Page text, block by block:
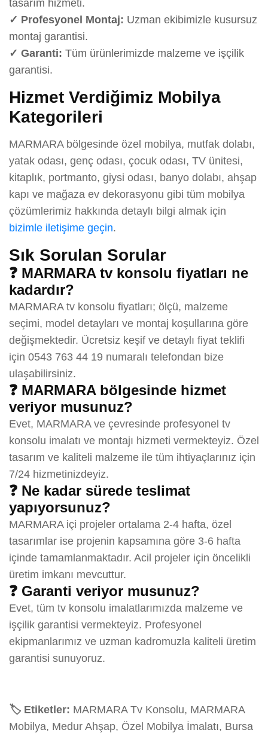
tasarım hizmeti.
✓ Profesyonel Montaj: Uzman ekibimizle kusursuz
montaj garantisi.
✓ Garanti: Tüm ürünlerimizde malzeme ve işçilik
garantisi.
Hizmet Verdiğimiz Mobilya
Kategorileri
MARMARA bölgesinde özel mobilya, mutfak dolabı,
yatak odası, genç odası, çocuk odası, TV ünitesi,
kitaplık, portmanto, giysi odası, banyo dolabı, ahşap
kapı ve mağaza ev dekorasyonu gibi tüm mobilya
çözümlerimiz hakkında detaylı bilgi almak için
bizimle iletişime geçin.
Sık Sorulan Sorular
❓ MARMARA tv konsolu fiyatları ne
kadardır?
MARMARA tv konsolu fiyatları; ölçü, malzeme
seçimi, model detayları ve montaj koşullarına göre
değişmektedir. Ücretsiz keşif ve detaylı fiyat teklifi
için 0543 763 44 19 numaralı telefondan bize
ulaşabilirsiniz.
❓ MARMARA bölgesinde hizmet
veriyor musunuz?
Evet, MARMARA ve çevresinde profesyonel tv
konsolu imalatı ve montajı hizmeti vermekteyiz. Özel
tasarım ve kaliteli malzeme ile tüm ihtiyaçlarınız için
7/24 hizmetinizdeyiz.
❓ Ne kadar sürede teslimat
yapıyorsunuz?
MARMARA içi projeler ortalama 2-4 hafta, özel
tasarımlar ise projenin kapsamına göre 3-6 hafta
içinde tamamlanmaktadır. Acil projeler için öncelikli
üretim imkanı mevcuttur.
❓ Garanti veriyor musunuz?
Evet, tüm tv konsolu imalatlarımızda malzeme ve
işçilik garantisi vermekteyiz. Profesyonel
ekipmanlarımız ve uzman kadromuzla kaliteli üretim
garantisi sunuyoruz.
🏷️ Etiketler: MARMARA Tv Konsolu, MARMARA
Mobilya, Medur Ahşap, Özel Mobilya İmalatı, Bursa